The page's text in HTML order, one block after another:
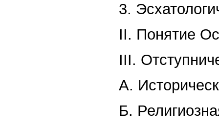
3.
II. Понятие
III.
А.
Б.